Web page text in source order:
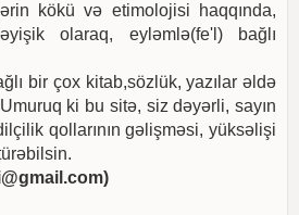
kökü və etimolojisi haqqında,
olaraq, eyləmlə(fe'l) bağlı
bir çox kitab,sözlük, yazılar əldə
ki bu sitə, siz dəyərli, sayın
qollarının gəlişməsi, yüksəlişi
)